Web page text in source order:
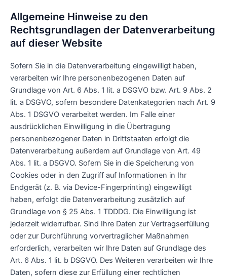
Allgemeine Hinweise zu den
Rechtsgrundlagen der Datenverarbeitung
auf dieser Website
Sofern Sie in die Datenverarbeitung eingewilligt haben,
verarbeiten wir Ihre personenbezogenen Daten auf
Grundlage von Art. 6 Abs. 1 lit. a DSGVO bzw. Art. 9 Abs. 2
lit. a DSGVO, sofern besondere Datenkategorien nach Art. 9
Abs. 1 DSGVO verarbeitet werden. Im Falle einer
ausdrücklichen Einwilligung in die Übertragung
personenbezogener Daten in Drittstaaten erfolgt die
Datenverarbeitung außerdem auf Grundlage von Art. 49
Abs. 1 lit. a DSGVO. Sofern Sie in die Speicherung von
Cookies oder in den Zugriff auf Informationen in Ihr
Endgerät (z. B. via Device-Fingerprinting) eingewilligt
haben, erfolgt die Datenverarbeitung zusätzlich auf
Grundlage von § 25 Abs. 1 TDDDG. Die Einwilligung ist
jederzeit widerrufbar. Sind Ihre Daten zur Vertragserfüllung
oder zur Durchführung vorvertraglicher Maßnahmen
erforderlich, verarbeiten wir Ihre Daten auf Grundlage des
Art. 6 Abs. 1 lit. b DSGVO. Des Weiteren verarbeiten wir Ihre
Daten, sofern diese zur Erfüllung einer rechtlichen